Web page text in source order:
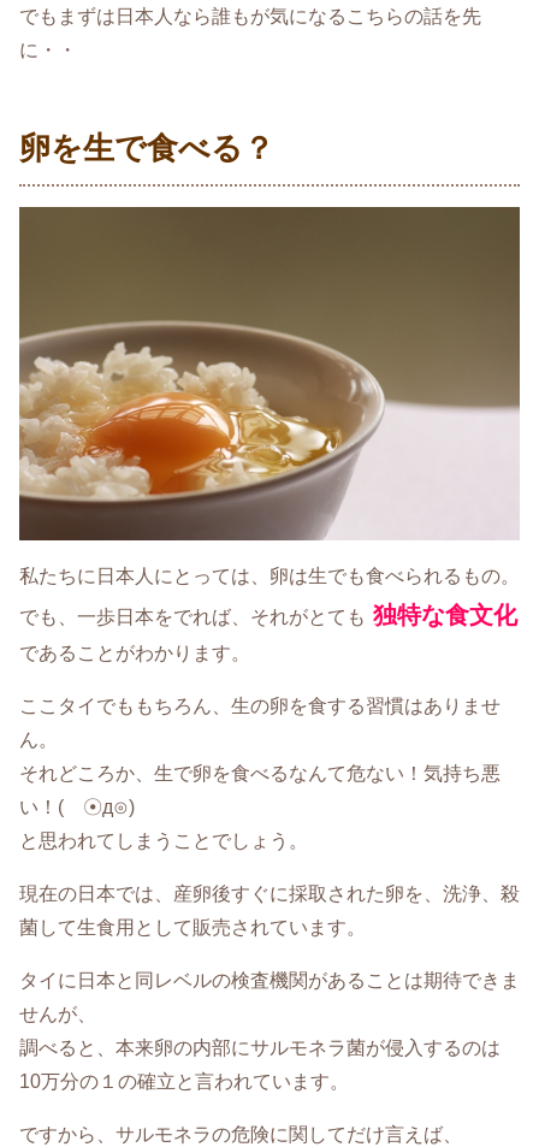
でもまずは日本人なら誰もが気になるこちらの話を先
に・・
卵を生で食べる？
私たちに日本人にとっては、卵は生でも食べられるもの。
でも、一歩日本をでれば、それがとても 独特な食文化
であることがわかります。
ここタイでももちろん、生の卵を食する習慣はありませ
ん。
それどころか、生で卵を食べるなんて危ない！気持ち悪
い！( ☉д⊙)
と思われてしまうことでしょう。
現在の日本では、産卵後すぐに採取された卵を、洗浄、殺
菌して生食用として販売されています。
タイに日本と同レベルの検査機関があることは期待できま
せんが、
調べると、本来卵の内部にサルモネラ菌が侵入するのは
10万分の１の確立と言われています。
ですから、サルモネラの危険に関してだけ言えば、